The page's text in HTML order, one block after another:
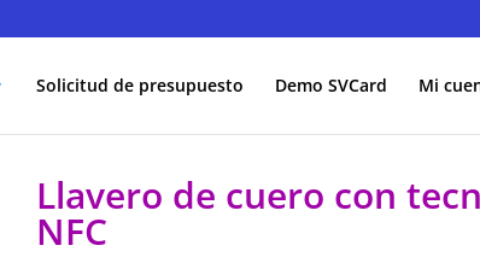
Solicitud de presupuesto Demo SVCard Mi
Llavero de cuero con
NFC